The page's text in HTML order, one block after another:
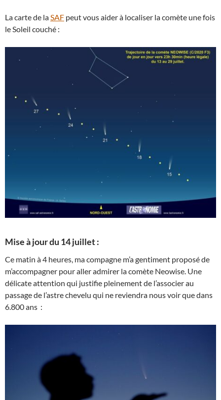
La carte de laSAF peut vous aider à localiser la comète une fois
le Soleil couché :
Mise à jour du 14 juillet :
Ce matin à 4 heures, ma compagne m’a gentiment proposé de
m’accompagner pour aller admirer la comète Neowise. Une
délicate attention qui justifie pleinement de l’associer au
passage de l’astre chevelu qui ne reviendra nous voir que dans
6.800 ans :